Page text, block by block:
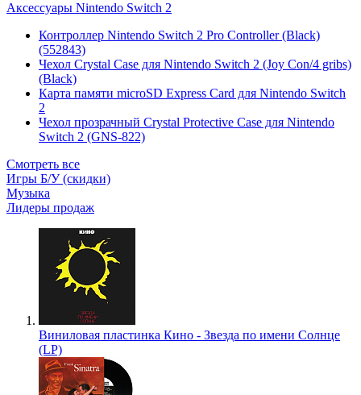
Аксессуары Nintendo Switch 2
Контроллер Nintendo Switch 2 Pro Controller (Black)
(552843)
Чехол Сrystal Сase для Nintendo Switch 2 (Joy Con/4 gribs)
(Black)
Карта памяти microSD Express Card для Nintendo Switch
2
Чехол прозрачный Crystal Protective Case для Nintendo
Switch 2 (GNS-822)
Смотреть все
Игры Б/У (скидки)
Музыка
Лидеры продаж
Виниловая пластинка Кино - Звезда по имени Солнце
(LP)